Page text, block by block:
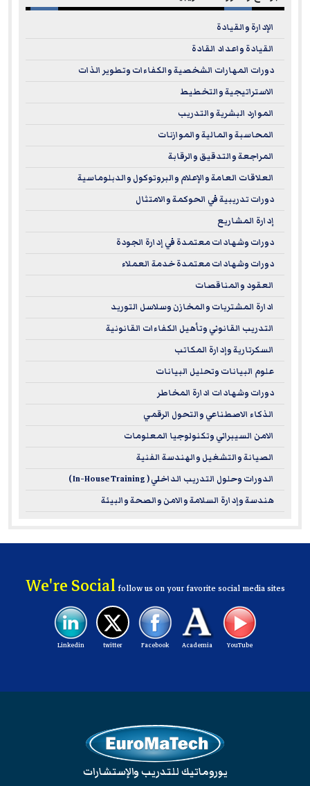
الإدارة والقيادة
القيادة واعداد القادة
دورات المهارات الشخصية والكفاءات وتطوير الذات
الاستراتيجية والتخطيط
الموارد البشرية والتدريب
المحاسبة والمالية والموازنات
المراجعة والتدقيق والرقابة
العلاقات العامة والإعلام والبروتوكول والدبلوماسية
دورات تدريبية في الحوكمة والامتثال
إدارة المشاريع
دورات وشهادات معتمدة في إدارة الجودة
دورات وشهادات معتمدة خدمة العملاء
العقود والمناقصات
ادارة المشتريات والمخازن وسلاسل التوريد
التدريب القانوني وتأهيل الكفاءات القانونية
السكرتارية وإدارة المكاتب
علوم البيانات وتحليل البيانات
دورات وشهادات ادارة المخاطر
الذكاء الاصطناعي والتحول الرقمي
الامن السيبراني وتكنولوجيا المعلومات
الصيانة والتشغيل والهندسة الفنية
الدورات وحلول التدريب الداخلي ( In-House Training )
هندسة وإدارة السلامة والامن والصحة والبيئة
We're Socialfollow us on your favorite social media sites
YouTube
Academia
Facebook
twitter
Linkedin
يوروماتيك للتدريب والإستشارات